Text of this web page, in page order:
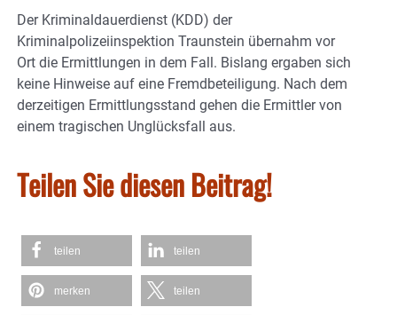
Der Kriminaldauerdienst (KDD) der
Kriminalpolizeiinspektion Traunstein übernahm vor
Ort die Ermittlungen in dem Fall. Bislang ergaben sich
keine Hinweise auf eine Fremdbeteiligung. Nach dem
derzeitigen Ermittlungsstand gehen die Ermittler von
einem tragischen Unglücksfall aus.
Teilen Sie diesen Beitrag!
teilen teilen
merken teilen